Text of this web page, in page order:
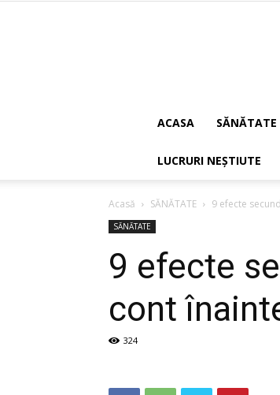
ACASA SĂNĂTATE
LUCRURI NEȘTIUTE
Acasă SĂNĂTATE 9 efecte
SĂNĂTATE
9 efecte
cont
324